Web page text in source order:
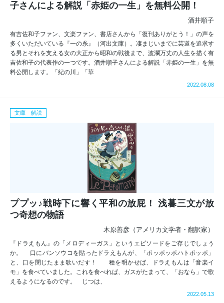
子さんによる解説「赤姫の一生」を無料公開！
酒井順子
有吉佐和子ファン、文楽ファン、書店さんから「復刊ありがとう！」の声を
多くいただいている『一の糸』（河出文庫）。凄まじいまでに芸道を追求す
る男とそれを支える女の大正から昭和の戦後まで、波瀾万丈の人生を描く有
吉佐和子の代表作の一つです。酒井順子さんによる解説「赤姫の一生」を無
料公開します。「紀の川」「華
2022.08.08
文庫 解説
ププッ♪戦時下に響く平和の放屁！ 浅暮三文が放
つ奇想の物語
木原善彦（アメリカ文学者・翻訳家）
『ドラえもん』の「メロディーガス」というエピソードをご存じでしょう
か。 口にバンソウコを貼ったドラえもんが、「ポッポッポハトポッポ」
と、口を閉じたまま歌いだす！ 種を明かせば、ドラえもんは「音楽イ
モ」を食べていました。これを食べれば、ガスがたまって、「おなら」で歌
えるようになるのです。 じつは、
2022.05.13